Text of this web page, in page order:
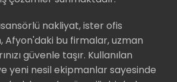
nakliyat, ister ofis
Afyon'daki bu firmalar, uzman
güvenle taşır. Kullanılan
yeni nesil ekipmanlar sayesinde